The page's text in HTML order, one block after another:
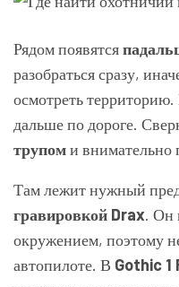
Рядом появятся
разобраться сразу,
осмотреть
дальше по дороге.
трупоми внимательно
Там лежит нужный
гравировкой Drax. Он
окружением, поэтому
автопилоте. В Gothic 1